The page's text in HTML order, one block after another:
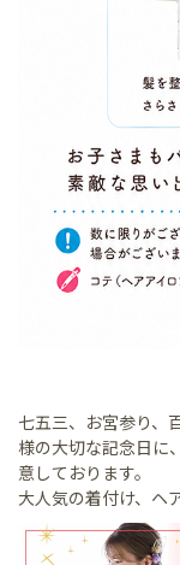
七五三、お宮参り、
様の大切な記念日に
意しております。
大人気の着付け、ヘ